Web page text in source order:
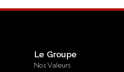
Le Groupe
Nos Valeurs